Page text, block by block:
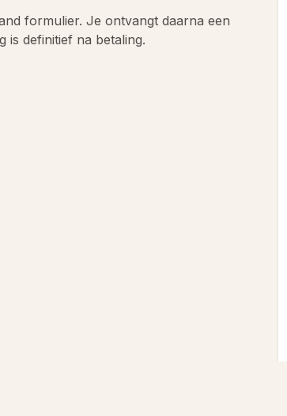
formulier. Je ontvangt daarna een
is definitief na betaling.